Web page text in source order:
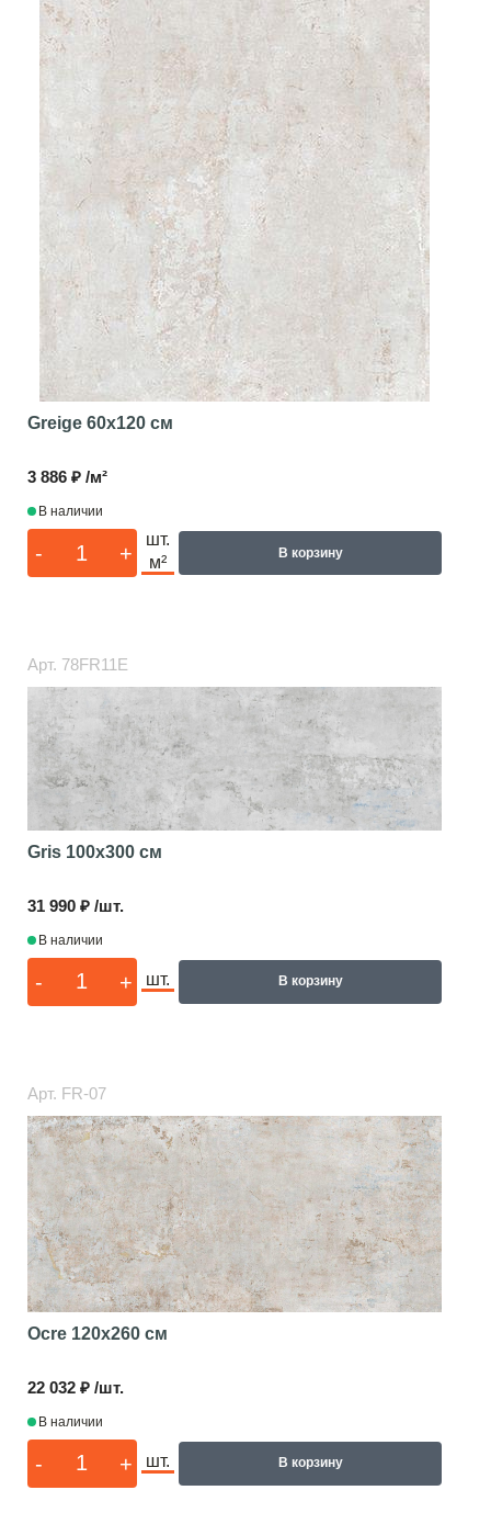
Greige 60x120 см
3 886 ₽ /м²
В наличии
- +
шт.
м²
В корзину
Арт. 78FR11E
Gris 100x300 см
31 990 ₽ /шт.
В наличии
- + шт. В корзину
Арт. FR-07
Ocre 120x260 см
22 032 ₽ /шт.
В наличии
- + шт. В корзину